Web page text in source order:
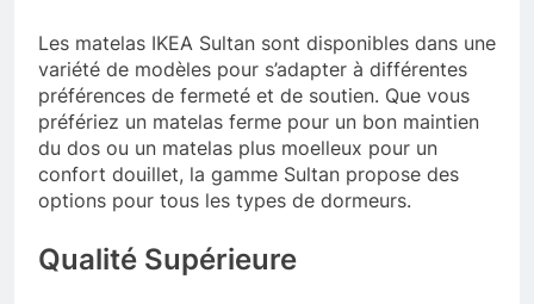
Les matelas IKEA Sultan sont disponibles dans une
variété de modèles pour s’adapter à différentes
préférences de fermeté et de soutien. Que vous
préfériez un matelas ferme pour un bon maintien
du dos ou un matelas plus moelleux pour un
confort douillet, la gamme Sultan propose des
options pour tous les types de dormeurs.
Qualité Supérieure